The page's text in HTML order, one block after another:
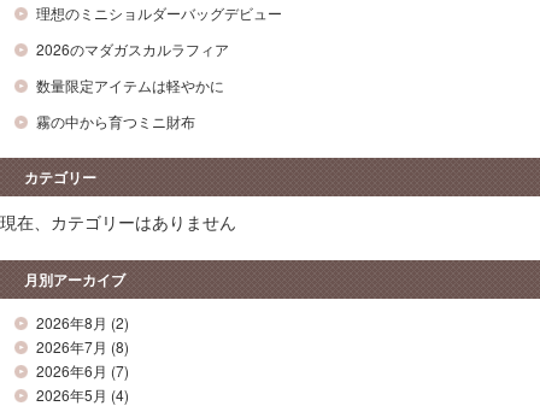
理想のミニショルダーバッグデビュー
2026のマダガスカルラフィア
数量限定アイテムは軽やかに
霧の中から育つミニ財布
カテゴリー
現在、カテゴリーはありません
月別アーカイブ
2026年8月 (2)
2026年7月 (8)
2026年6月 (7)
2026年5月 (4)